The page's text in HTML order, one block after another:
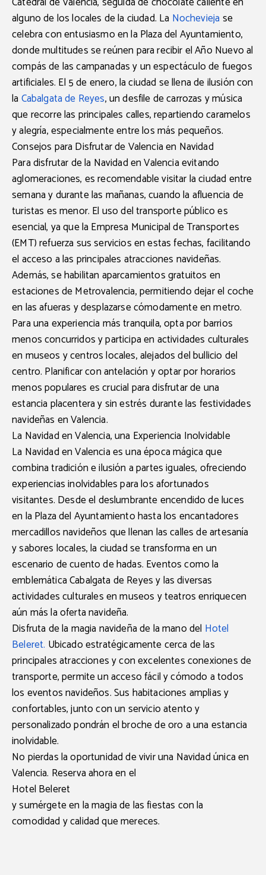
alguno de los locales de la ciudad. La Nochevieja se
celebra con entusiasmo en la Plaza del Ayuntamiento,
donde multitudes se reúnen para recibir el Año Nuevo al
compás de las campanadas y un espectáculo de fuegos
artificiales. El 5 de enero, la ciudad se llena de ilusión con
la Cabalgata de Reyes, un desfile de carrozas y música
que recorre las principales calles, repartiendo caramelos
y alegría, especialmente entre los más pequeños.
Consejos para Disfrutar de Valencia en Navidad
Para disfrutar de la Navidad en Valencia evitando
aglomeraciones, es recomendable visitar la ciudad entre
semana y durante las mañanas, cuando la afluencia de
turistas es menor. El uso del transporte público es
esencial, ya que la Empresa Municipal de Transportes
(EMT)refuerza sus servicios en estas fechas, facilitando
el acceso a las principales atracciones navideñas.
Además, se habilitan aparcamientos gratuitos en
estaciones deMetrovalencia, permitiendo dejar el coche
en las afueras y desplazarse cómodamente en metro.
Para una experiencia más tranquila, opta porbarrios
menos concurridosy participa en actividades culturales
en museos y centros locales, alejados del bullicio del
centro. Planificar con antelación y optar por horarios
menos populares es crucial para disfrutar de una
estancia placentera y sin estrés durante las festividades
navideñas en Valencia.
La Navidad en Valencia, una Experiencia Inolvidable
La Navidad en Valencia es una época mágica que
combina tradición e ilusión a partes iguales, ofreciendo
experiencias inolvidables para los afortunados
visitantes. Desde el deslumbrante encendido de luces
en la Plaza del Ayuntamientohasta los encantadores
mercadillos navideños que llenan las calles de artesanía
y sabores locales, la ciudad se transforma en un
escenario de cuento de hadas. Eventos como la
emblemáticaCabalgata de Reyesy las diversas
actividades culturales en museos y teatros enriquecen
aún más la oferta navideña.
Disfruta de la magia navideña de la mano del Hotel
Beleret. Ubicado estratégicamente cerca de las
principales atracciones y con excelentes conexiones de
transporte, permite un acceso fácil y cómodo a todos
los eventos navideños. Sus habitaciones amplias y
confortables, junto con un servicio atento y
personalizado pondrán el broche de oro a una estancia
inolvidable.
No pierdas la oportunidad de vivir una Navidad única en
Valencia. Reserva ahora en el
Hotel Beleret
y sumérgete en la magia de las fiestas con la
comodidad y calidad que mereces.